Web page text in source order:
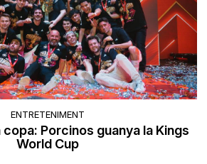
ENTRETENIMENT
copa: Porcinos guanya la Kings
World Cup